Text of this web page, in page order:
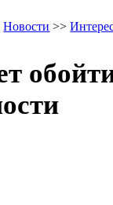
Новости >>